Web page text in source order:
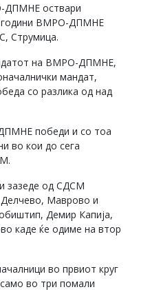
ДПМНЕ оствари
години ВМРО-ДПМНЕ
Струмица.
на ВМРО-ДПМНЕ,
мандат,
со разлика од над
победи и со тоа
во кои до сега
зазеде од СДСМ
Маврово и
Демир Капија,
каде ќе одиме на втор
во првиот круг
во три помали